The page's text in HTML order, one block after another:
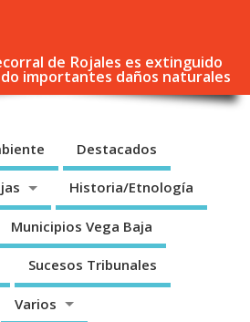
de Rojales es extinguido
importantes daños naturales
Destacados
Historia/Etnología
Municipios Vega Baja
Sucesos Tribunales
Varios